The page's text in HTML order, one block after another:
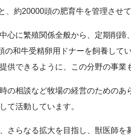
、約20000頭の肥育牛を管理させ
心に繁殖関係全般から、定期削
の和牛受精卵用ドナーを飼養して
供できるように、この分野の事業
の相談など牧場の経営のための
て活動しています。
さらなる拡大を目指し、獣医師を